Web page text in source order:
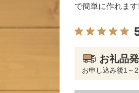
で簡単に作れます!
お礼品
お申し込み後1～